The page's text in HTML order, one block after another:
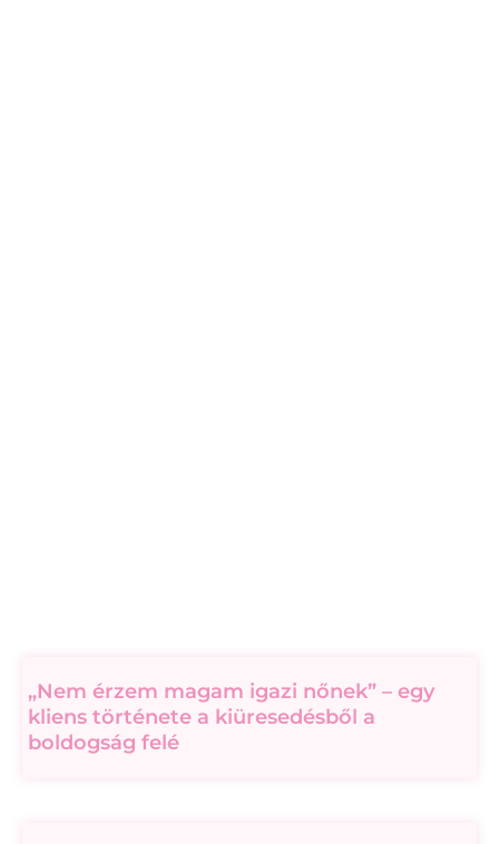
„Nem érzem magam igazi nőnek” – egy
kliens története a kiüresedésből a
boldogság felé